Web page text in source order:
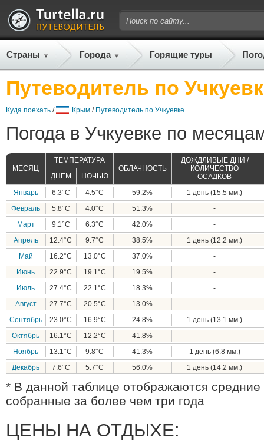
Страны Города Горящие туры
Путеводитель по
Куда поехать / Крым / Путеводитель по Учкуевке
Погода в Учкуевке по
МЕСЯЦ
ТЕМПЕРАТУРА
ОБЛАЧНОСТЬ
ДОЖДЛИВЫЕ ДНИ /
КОЛИЧЕСТВО
ОСАДКОВ
ДНЕМ
НОЧЬЮ
Январь
6.3°C 4.5°C 59.2%
1 день (15.5 мм.)
Февраль
5.8°C 4.0°C 51.3%
-
Март
9.1°C 6.3°C 42.0%
-
Апрель
12.4°C 9.7°C 38.5%
1 день (12.2 мм.)
Май
16.2°C 13.0°C 37.0%
-
Июнь
22.9°C 19.1°C 19.5%
-
Июль
27.4°C 22.1°C 18.3%
-
Август
27.7°C 20.5°C 13.0%
-
Сентябрь
23.0°C 16.9°C 24.8%
1 день (13.1 мм.)
Октябрь
16.1°C 12.2°C 41.8%
-
Ноябрь
13.1°C 9.8°C 41.3%
1 день (6.8 мм.)
Декабрь
7.6°C 5.7°C 56.0% 1 день (14.2 мм.)
* В данной таблице отображаются средние
собранные за более чем три года
ЦЕНЫ НА ОТДЫХЕ: